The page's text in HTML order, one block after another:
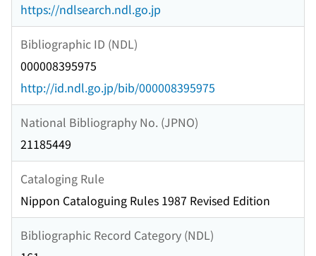
https://ndlsearch.ndl.go.jp
Bibliographic ID (NDL)
000008395975
http://id.ndl.go.jp/bib/000008395975
National Bibliography No. (JPNO)
21185449
Cataloging Rule
Nippon Cataloguing Rules 1987 Revised Edition
Bibliographic Record Category (NDL)